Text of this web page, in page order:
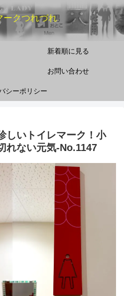
ークつれづれ
新着順に見る
お問い合わせ
シーポリシー
しいトイレマーク！小
れない元気‐No.1147